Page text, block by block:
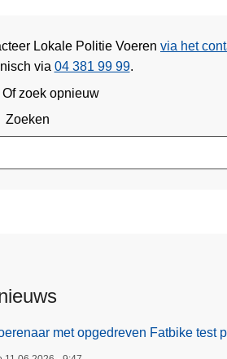
Lokale Politie Voeren via het
via 04 381 99 99.
Of zoek opnieuw
Zoeken
met opgedreven Fatbike test